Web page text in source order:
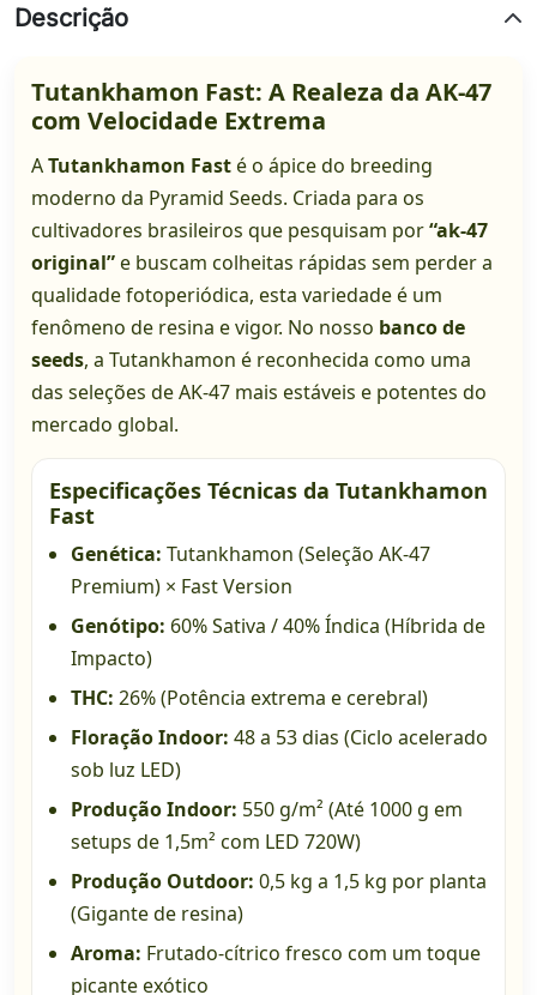
Descrição
Tutankhamon Fast: A Realeza da AK-47
com Velocidade Extrema
ATutankhamon Fasté o ápice do breeding
moderno da Pyramid Seeds. Criada para os
cultivadores brasileiros que pesquisam por“ak-47
original”e buscam colheitas rápidas sem perder a
qualidade fotoperiódica, esta variedade é um
fenômeno de resina e vigor. No nosso banco de
seeds, a Tutankhamon é reconhecida como uma
das seleções de AK-47 mais estáveis e potentes do
mercado global.
Especificações Técnicas da Tutankhamon
Fast
Genética: Tutankhamon (Seleção AK-47
Premium) × Fast Version
Genótipo: 60% Sativa / 40% Índica (Híbrida de
Impacto)
THC: 26% (Potência extrema e cerebral)
Floração Indoor: 48 a 53 dias (Ciclo acelerado
sob luz LED)
Produção Indoor: 550 g/m² (Até 1000 g em
setups de 1,5m² com LED 720W)
Produção Outdoor: 0,5 kg a 1,5 kg por planta
(Gigante de resina)
Aroma: Frutado-cítrico fresco com um toque
picante exótico